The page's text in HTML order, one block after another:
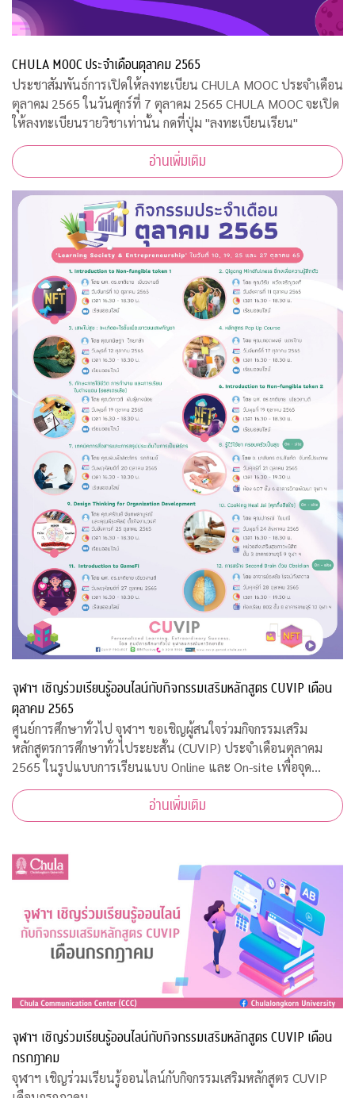
CHULA MOOC ประจำเดือนตุลาคม 2565
ประชาสัมพันธ์การเปิดให้ลงทะเบียน CHULA MOOC ประจำเดือน
ตุลาคม 2565 ในวันศุกร์ที่ 7 ตุลาคม 2565 CHULA MOOC จะเปิด
ให้ลงทะเบียนรายวิชาเท่านั้น กดที่ปุ่ม "ลงทะเบียนเรียน"
อ่านเพิ่มเติม
จุฬาฯ เชิญร่วมเรียนรู้ออนไลน์กับกิจกรรมเสริมหลักสูตร CUVIP เดือน
ตุลาคม 2565
ศูนย์การศึกษาทั่วไป จุฬาฯ ขอเชิญผู้สนใจร่วมกิจกรรมเสริม
หลักสูตรการศึกษาทั่วไประยะสั้น (CUVIP) ประจำเดือนตุลาคม
2565 ในรูปแบบการเรียนแบบ Online และ On-site เพื่อจุด
ประกายการเรียนรู้อย่างสร้างสรรค์ เสริมสร้างแรงบันดาลใจในการ
พัฒนาตนเอง เตรียมพร้อมสู่โลกการทำ
อ่านเพิ่มเติม
จุฬาฯ เชิญร่วมเรียนรู้ออนไลน์กับกิจกรรมเสริมหลักสูตร CUVIP เดือน
กรกฎาคม
จุฬาฯ เชิญร่วมเรียนรู้ออนไลน์กับกิจกรรมเสริมหลักสูตร CUVIP